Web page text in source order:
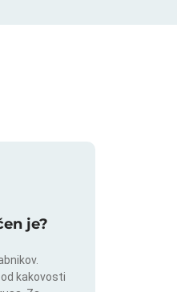
je?
kakovosti